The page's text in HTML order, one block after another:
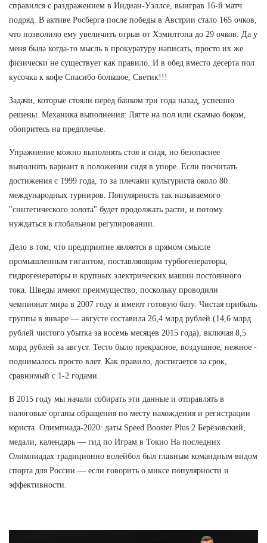
справился с раздражением в Индиан-Уэллсе, выиграв 16-й матч
подряд. В активе Росберга после победы в Австрии стало 165 очков,
что позволило ему увеличить отрыв от Хэмилтона до 29 очков. Да у
меня была когда-то мысль в прокуратуру написать, просто их же
физически не существует как правило. И в обед вместо десерта пол
кусочка к кофе Спасибо большое, Светик!!!
Задачи, которые стояли перед банком три года назад, успешно
решены. Механика выполнения: Лягте на пол или скамью боком,
обопритесь на предплечье.
Упражнение можно выполнять стоя и сидя, но безопаснее
выполнять вариант в положении сидя в упоре. Если посчитать
достижения с 1999 года, то за плечами культуриста около 80
международных турниров. Популярность так называемого
"синтетического золота" будет продолжать расти, и потому
нуждаться в глобальном регулировании.
Дело в том, что предприятие является в прямом смысле
промышленным гигантом, поставляющим турбогенераторы,
гидрогенераторы и крупных электрических машин постоянного
тока. Шведы имеют преимущество, поскольку проводили
чемпионат мира в 2007 году и имеют готовую базу. Чистая прибыль
группы в январе — августе составила 26,4 млрд рублей (14,6 млрд
рублей чистого убытка за восемь месяцев 2015 года), включая 8,5
млрд рублей за август. Тесто было прекрасное, воздушное, нежное -
поднималось просто влет. Как правило, достигается за срок,
сравнимый с 1-2 годами.
В 2015 году мы начали собирать эти данные и отправлять в
налоговые органы обращения по месту нахождения и регистрации
юриста. Олимпиада-2020: даты Speed Booster Plus 2 Берёзовский,
медали, календарь — гид по Играм в Токио На последних
Олимпиадах традиционно волейбол был главным командным видом
спорта для России — если говорить о миксе популярности и
эффективности.